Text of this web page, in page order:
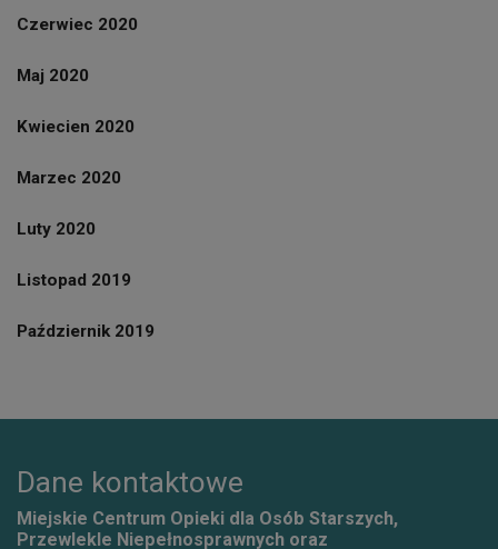
Czerwiec 2020
Maj 2020
Kwiecien 2020
Marzec 2020
Luty 2020
Listopad 2019
Październik 2019
Dane kontaktowe
Miejskie Centrum Opieki dla Osób Starszych,
Przewlekle Niepełnosprawnych oraz